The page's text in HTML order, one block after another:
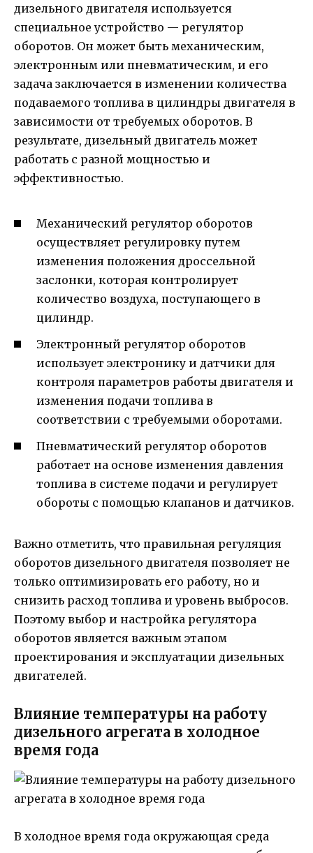
дизельного двигателя используется
специальное устройство — регулятор
оборотов. Он может быть механическим,
электронным или пневматическим, и его
задача заключается в изменении количества
подаваемого топлива в цилиндры двигателя в
зависимости от требуемых оборотов. В
результате, дизельный двигатель может
работать с разной мощностью и
эффективностью.
Механический регулятор оборотов
осуществляет регулировку путем
изменения положения дроссельной
заслонки, которая контролирует
количество воздуха, поступающего в
цилиндр.
Электронный регулятор оборотов
использует электронику и датчики для
контроля параметров работы двигателя и
изменения подачи топлива в
соответствии с требуемыми оборотами.
Пневматический регулятор оборотов
работает на основе изменения давления
топлива в системе подачи и регулирует
обороты с помощью клапанов и датчиков.
Важно отметить, что правильная регуляция
оборотов дизельного двигателя позволяет не
только оптимизировать его работу, но и
снизить расход топлива и уровень выбросов.
Поэтому выбор и настройка регулятора
оборотов является важным этапом
проектирования и эксплуатации дизельных
двигателей.
Влияние температуры на работу
дизельного агрегата в холодное
время года
В холодное время года окружающая среда